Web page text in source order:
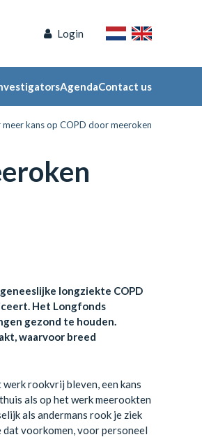
Login
AgendaContact us
meer kans op COPD door meeroken
longziekte COPD
Het Longfonds
gezond te houden.
waarvoor breed
rookvrij bleven, een kans
als op het werk meerookten
als andermans rook je ziek
dat voorkomen, voor personeel